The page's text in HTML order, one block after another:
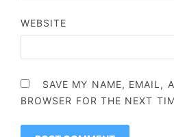
WEBSITE
SAVE MY NAME, EMAIL,
BROWSER FOR THE NEXT